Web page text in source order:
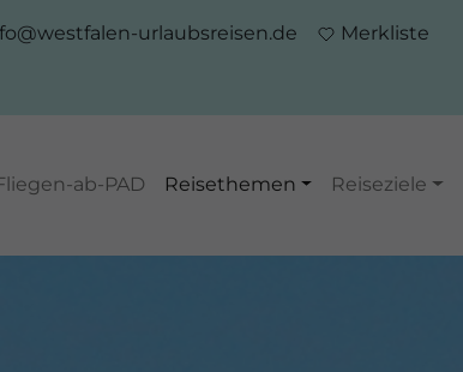
urlaubsreisen.de Merkliste
ab-PAD Reisethemen Reiseziele